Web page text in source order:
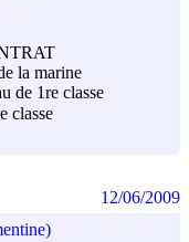
la marine
de 1re classe
classe
12/06/2009